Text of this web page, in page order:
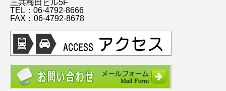
三共梅田ビル5F
TEL：06-4792-8666
FAX：06-4792-8678